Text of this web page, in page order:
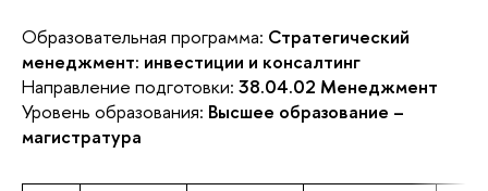
Образовательная программа: Стратегический
менеджмент: инвестиции и консалтинг
Направление подготовки: 38.04.02 Менеджмент
Уровень образования: Высшее образование –
магистратура